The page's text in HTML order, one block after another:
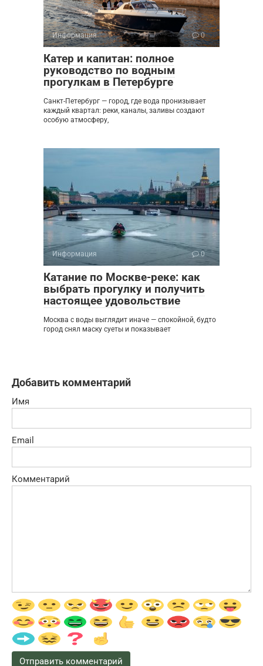
Информация 0
Катер и капитан: полное
руководство по водным
прогулкам в Петербурге
Санкт-Петербург — город, где вода пронизывает
каждый квартал: реки, каналы, заливы создают
особую атмосферу,
Информация 0
Катание по Москве-реке: как
выбрать прогулку и получить
настоящее удовольствие
Москва с воды выглядит иначе — спокойной, будто
город снял маску суеты и показывает
Добавить комментарий
Имя
Email
Комментарий